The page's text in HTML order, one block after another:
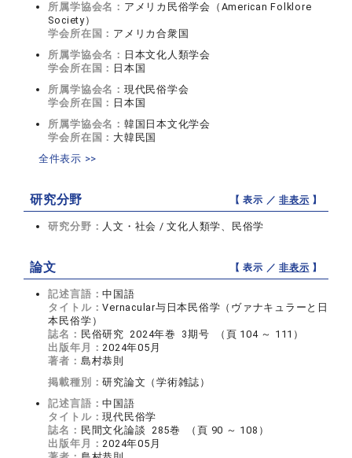
所属学協会名： アメリカ民俗学会（American Folklore
Society）
学会所在国： アメリカ合衆国
所属学協会名： 日本文化人類学会
学会所在国： 日本国
所属学協会名： 現代民俗学会
学会所在国： 日本国
所属学協会名： 韓国日本文化学会
学会所在国： 大韓民国
全件表示 >>
研究分野 【 表示 ／非表示 】
研究分野： 人文・社会 / 文化人類学、民俗学
論文 【 表示 ／非表示 】
記述言語：中国語
タイトル：Vernacular与日本民俗学（ヴァナキュラーと日
本民俗学）
誌名： 民俗研究 2024年巻 3期号 （頁 104 ～ 111）
出版年月：2024年05月
著者： 島村恭則
掲載種別：研究論文（学術雑誌）
記述言語：中国語
タイトル：現代民俗学
誌名： 民間文化論談 285巻 （頁 90 ～ 108）
出版年月：2024年05月